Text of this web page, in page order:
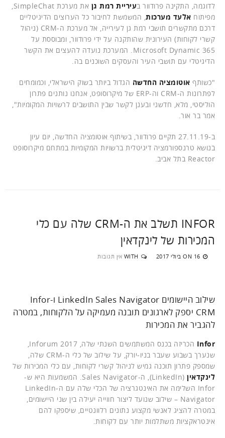
לדוגמה, התקינה פרודוור בעיריית רמת גן
מפיתוח אלעד מערכות , המשמשת לחיבור כל הערוצים הדיגיטליים
דרכם מתקשרים תושבי רמת גן לעירייה, אל מערכת ה-CRM (ניהול
קשרי לקוחות) העירונית שהותקנה על ידי פרודוור, ומבוססת על
Microsoft Dynamic 365. המערכת נועדה להעצים את הקשר
הדיגיטלי עם תושבי העיר והעסקים השוכנים בה.
"כשותף אוטומציה החדשה הגדול ביותר בשוק הישראלי, וכמומחים
לפתרונות ה-CRM וה-ERP של מיקרוסופט, אנחנו נותנים פתרון
הוליסטי, מלא, חדשני ובענן לקשר שבין התושבים לרשויות המקומיות",
אמר בר אור.
ב-27.11.19 תקיים פרודוור, בשיתוף אוטומציה החדשה, יום עיון
בנושא טרנספורמציה דיגיטלית ברשויות המקומיות במתחם מיקרוסופט
Reactor בתל אביב.
INFOR תשלב את ה-CRM שלה עם כלי
המכירות של לינקדאין
ON 16 ביולי 2017 WITH אין תגובות
שילוב היישומים LinkedIn Sales Navigator ו-Infor
CRM יספק לארגונים תובנה מעמיקה על הלקוחות, במטרה
להגביר את המכירות
Infor
שנערך בשבוע שעבר בניו-יורק, על שילוב של כלי ה-CRM שלה,
שמספק פתרון תוכנה גמיש לניהול קשרי לקוחות, עם כלי המכירות של
לינקדאין
(LinkedIn), ה-Sales Navigator. המשמעות היא ש-
Infor השלימה את האינטגרציה של הכלי שלה עם ה-LinkedIn
Navigator – שילוב שנועד ליצור חווייה יעילה בין שני היישומים,
במטרה להציג לאנשי מקצוע נתונים רלוונטיים, שיספקו להם
אינטראקציות משתלמות יותר עם לקוחות.